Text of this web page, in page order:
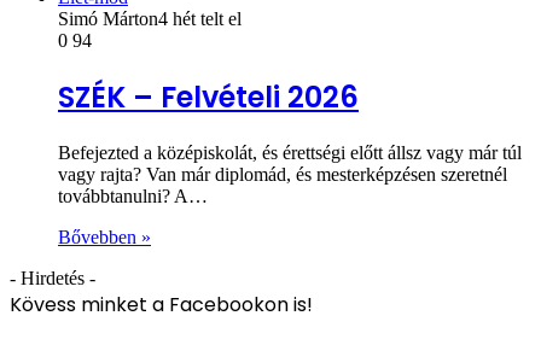
Simó Márton4 hét telt el
0 94
SZÉK – Felvételi 2026
Befejezted a középiskolát, és érettségi előtt állsz vagy már túl
vagy rajta? Van már diplomád, és mesterképzésen szeretnél
továbbtanulni? A…
Bővebben »
- Hirdetés -
Kövess minket a Facebookon is!